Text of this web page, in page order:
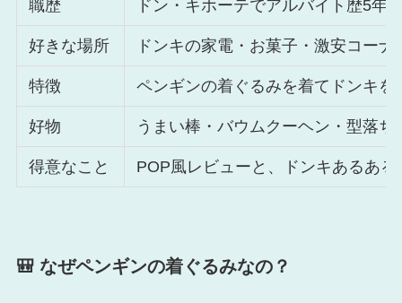
職歴 ドン・キホーテでアルバイト歴5年
好きな場所 ドンキの家電・お菓子・激安コーナ
特徴 ペンギンの着ぐるみを着てドンキ
好物 うまい棒・バウムクーヘン・型落
得意なこと POP風レビューと、ドンキあるある
🎒 なぜペンギンの着ぐるみなの？